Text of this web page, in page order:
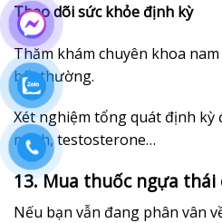
Theo dõi sức khỏe định kỳ
Thăm khám chuyên khoa
bất thường.
Xét nghiệm tổng quát định kỳ
mạch, testosterone…
13. Mua thuốc ngựa thái
Nếu bạn vẫn đang phân vân